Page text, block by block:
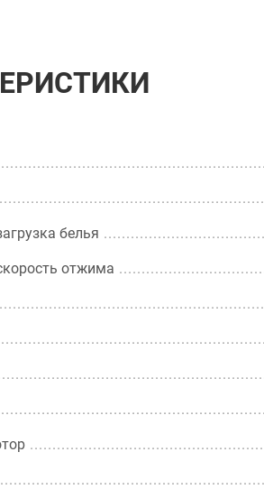
белья
отжима